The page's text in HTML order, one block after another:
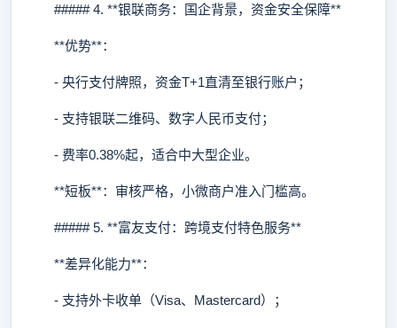
##### 4. **银联商务：国企背景，资金安全保障**
**优势**：
- 央行支付牌照，资金T+1直清至银行账户；
- 支持银联二维码、数字人民币支付；
- 费率0.38%起，适合中大型企业。
**短板**：审核严格，小微商户准入门槛高。
##### 5. **富友支付：跨境支付特色服务**
**差异化能力**：
- 支持外卡收单（Visa、Mastercard）；